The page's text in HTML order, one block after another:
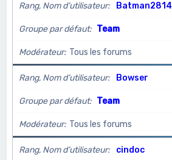
Rang, Nom d’utilisateur Batman2814
Groupe par défaut Team
Modérateur Tous les forums
Rang, Nom d’utilisateur Bowser
Groupe par défaut Team
Modérateur Tous les forums
Rang, Nom d’utilisateur cindoc